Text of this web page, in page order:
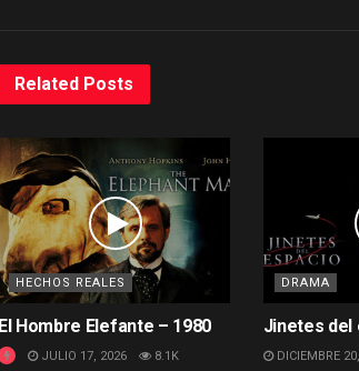
Related Posts
HECHOS REALES
El Hombre Elefante – 1980
JULIO 17, 2026 8.1K
DRAMA
Jinetes del
DICIEMBRE